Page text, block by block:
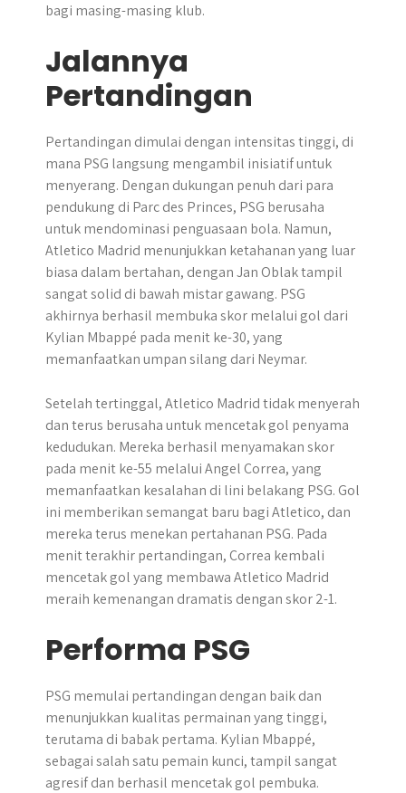
bagi masing-masing klub.
Jalannya
Pertandingan
Pertandingan dimulai dengan intensitas tinggi, di
mana PSG langsung mengambil inisiatif untuk
menyerang. Dengan dukungan penuh dari para
pendukung di Parc des Princes, PSG berusaha
untuk mendominasi penguasaan bola. Namun,
Atletico Madrid menunjukkan ketahanan yang luar
biasa dalam bertahan, dengan Jan Oblak tampil
sangat solid di bawah mistar gawang. PSG
akhirnya berhasil membuka skor melalui gol dari
Kylian Mbappé pada menit ke-30, yang
memanfaatkan umpan silang dari Neymar.
Setelah tertinggal, Atletico Madrid tidak menyerah
dan terus berusaha untuk mencetak gol penyama
kedudukan. Mereka berhasil menyamakan skor
pada menit ke-55 melalui Angel Correa, yang
memanfaatkan kesalahan di lini belakang PSG. Gol
ini memberikan semangat baru bagi Atletico, dan
mereka terus menekan pertahanan PSG. Pada
menit terakhir pertandingan, Correa kembali
mencetak gol yang membawa Atletico Madrid
meraih kemenangan dramatis dengan skor 2-1.
Performa PSG
PSG memulai pertandingan dengan baik dan
menunjukkan kualitas permainan yang tinggi,
terutama di babak pertama. Kylian Mbappé,
sebagai salah satu pemain kunci, tampil sangat
agresif dan berhasil mencetak gol pembuka.